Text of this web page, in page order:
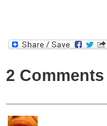
2 Comments